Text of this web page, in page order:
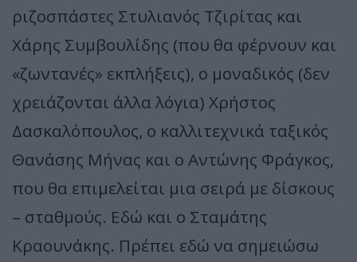
ριζοσπάστες Στυλιανός Τζιρίτας και
Χάρης Συμβουλίδης (που θα φέρνουν και
«ζωντανές» εκπλήξεις), ο μοναδικός (δεν
χρειάζονται άλλα λόγια) Χρήστος
Δασκαλόπουλος, ο καλλιτεχνικά ταξικός
Θανάσης Μήνας και ο Αντώνης Φράγκος,
που θα επιμελείται μια σειρά με δίσκους
– σταθμούς. Εδώ και ο Σταμάτης
Κραουνάκης. Πρέπει εδώ να σημειώσω